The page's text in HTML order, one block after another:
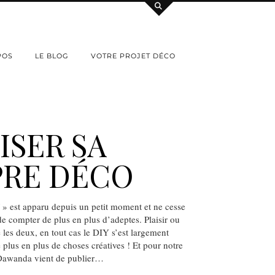
LE BLOG VOTRE PROJET DÉCO
SA
DÉCO
est apparu depuis un petit moment et ne cesse
compter de plus en plus d’adeptes. Plaisir ou
deux, en tout cas le DIY s’est largement
en plus de choses créatives ! Et pour notre
vient de publier…